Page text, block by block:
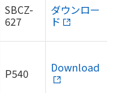
SBCZ-
627
ダウンロー
ド
P540 Download